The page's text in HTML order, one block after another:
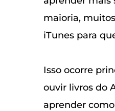
maioria,
iTunes para
Isso ocorre
ouvir livros do
aprender